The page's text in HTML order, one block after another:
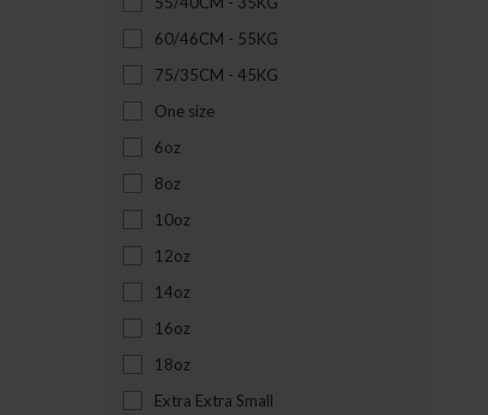
60/46CM - 55KG
75/35CM - 45KG
One size
6oz
8oz
10oz
12oz
14oz
16oz
18oz
Extra Extra Small